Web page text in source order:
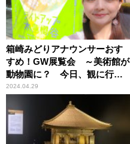
箱崎みどりアナウンサーおす
すめ！GW展覧会 ～美術館が
動物園に？ 今日、観に行き
たい展覧会3選
2024.04.29